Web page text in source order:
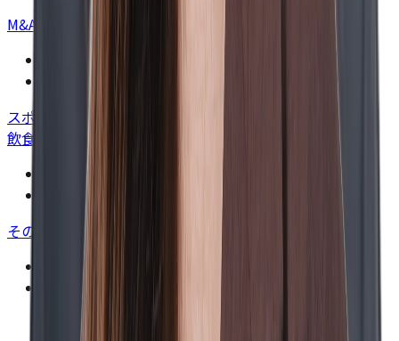
M&A事業
M&Aコンサルティング事業
投資育成事業
スポーツ事業
飲食事業
intellctuary（アンテレクチュアリ）
TOKYO RAMEN（東京ラーメン）
その他事業
>
不動産仲介・オフィスコンサルティング事業
オフィス賃貸仲介事業